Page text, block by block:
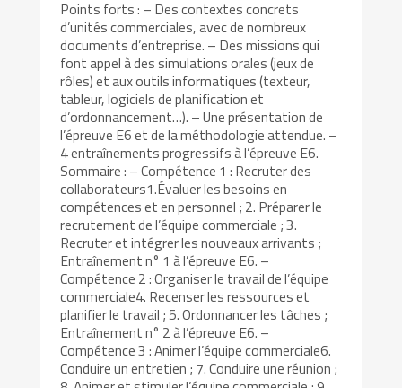
Points forts : – Des contextes concrets
d’unités commerciales, avec de nombreux
documents d’entreprise. – Des missions qui
font appel à des simulations orales (jeux de
rôles) et aux outils informatiques (texteur,
tableur, logiciels de planification et
d’ordonnancement…). – Une présentation de
l’épreuve E6 et de la méthodologie attendue. –
4 entraînements progressifs à l’épreuve E6.
Sommaire : – Compétence 1 : Recruter des
collaborateurs1.Évaluer les besoins en
compétences et en personnel ; 2. Préparer le
recrutement de l’équipe commerciale ; 3.
Recruter et intégrer les nouveaux arrivants ;
Entraînement n° 1 à l’épreuve E6. –
Compétence 2 : Organiser le travail de l’équipe
commerciale4. Recenser les ressources et
planifier le travail ; 5. Ordonnancer les tâches ;
Entraînement n° 2 à l’épreuve E6. –
Compétence 3 : Animer l’équipe commerciale6.
Conduire un entretien ; 7. Conduire une réunion ;